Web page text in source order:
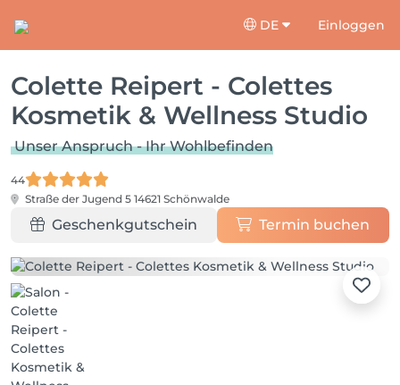
DE Einloggen
Colette Reipert - Colettes
Kosmetik & Wellness Studio
Unser Anspruch - Ihr Wohlbefinden
44
Straße der Jugend 5 14621 Schönwalde
Geschenkgutschein Termin buchen